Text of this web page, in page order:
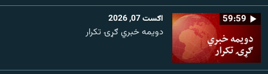
59:59 اګست 07, 2026
دویمه خبري ګړۍ تکرار